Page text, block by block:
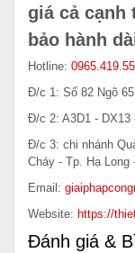
giá cả cạnh
bảo hành
Hotline:
Đ/c 1: Số 82 Ngõ
Đ/c 2: A3D1 - DX13
Đ/c 3: chi nhánh
Cháy - Tp. Hạ Long
Email:
Website: https://
Đánh giá &